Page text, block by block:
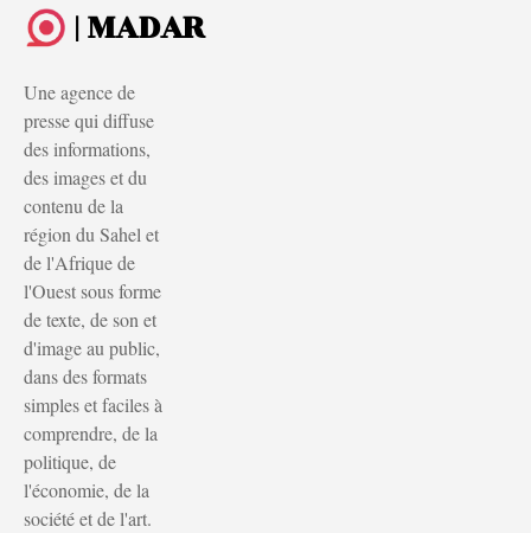
| MADAR
Une agence de
presse qui diffuse
des informations,
des images et du
contenu de la
région du Sahel et
de l'Afrique de
l'Ouest sous forme
de texte, de son et
d'image au public,
dans des formats
simples et faciles à
comprendre, de la
politique, de
l'économie, de la
société et de l'art.